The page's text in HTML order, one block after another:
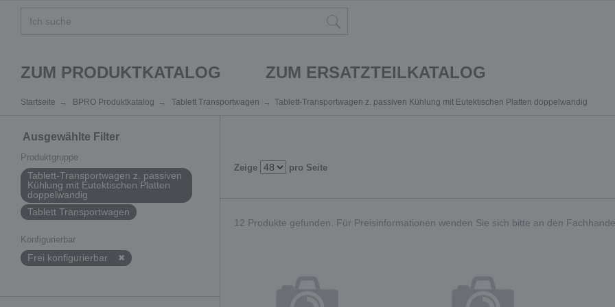
ZUM PRODUKTKATALOG ZUM ERSATZTEILKATALOG
Startseite BPRO Produktkatalog Tablett Transportwagen Tablett-Transportwagen z. passiven Kühlung mit Eutektischen Platten doppelwandig
Ausgewählte Filter
Produktgruppe
Tablett-Transportwagen z. passiven
Kühlung mit Eutektischen Platten
doppelwandig
Tablett Transportwagen
Konfigurierbar
Frei konfigurierbar
Zeige pro Seite
12 Produkte gefunden. Für Preisinformationen wenden Sie sich bitte an den